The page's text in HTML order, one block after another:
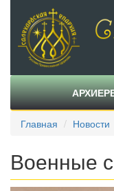
Главная Новости
Военные